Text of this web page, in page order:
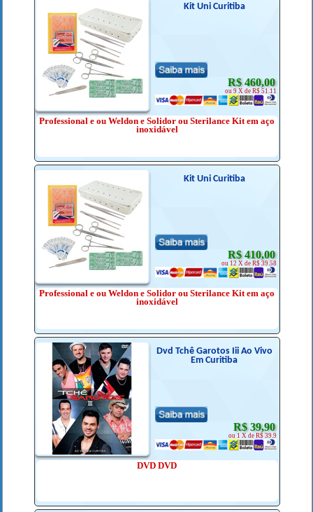
Kit Uni Curitiba
R$ 460,00
ou 9 X de R$ 51.11
Professional e ou Weldon e Solidor ou Sterilance Kit em aço
inoxidável
Kit Uni Curitiba
R$ 410,00
ou 12 X de R$ 39.58
Professional e ou Weldon e Solidor ou Sterilance Kit em aço
inoxidável
Dvd Tchê Garotos Iii Ao Vivo
Em Curitiba
R$ 39,90
ou 1 X de R$ 39.9
DVD DVD